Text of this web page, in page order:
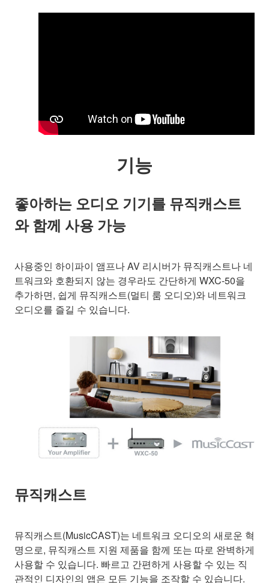
기능
좋아하는 오디오 기기를 뮤직캐스트
와 함께 사용 가능
사용중인 하이파이 앰프나 AV 리시버가 뮤직캐스트나 네
트워크와 호환되지 않는 경우라도 간단하게 WXC-50을
추가하면, 쉽게 뮤직캐스트(멀티 룸 오디오)와 네트워크
오디오를 즐길 수 있습니다.
뮤직캐스트
뮤직캐스트(MusicCAST)는 네트워크 오디오의 새로운 혁
명으로, 뮤직캐스트 지원 제품을 함께 또는 따로 완벽하게
사용할 수 있습니다. 빠르고 간편하게 사용할 수 있는 직
관적인 디자인의 앱은 모든 기능을 조작할 수 있습니다.